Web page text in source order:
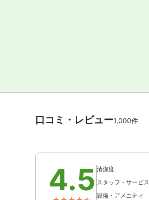
口コミ・レビュー1,000件
4.5 清潔度
スタッフ・サービス
設備・アメニティ